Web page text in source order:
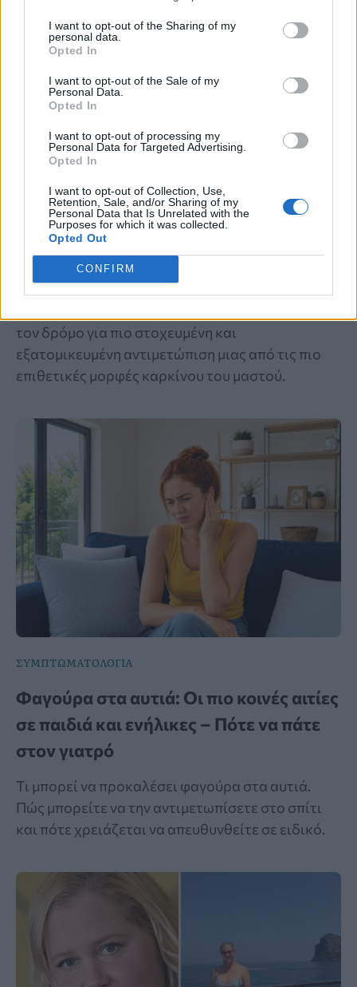
I want to opt-out of the Sharing of my
personal data.
Opted In
I want to opt-out of the Sale of my
Personal Data.
Opted In
I want to opt-out of processing my
Personal Data for Targeted Advertising.
Opted In
I want to opt-out of Collection, Use,
Retention, Sale, and/or Sharing of my
Personal Data that Is Unrelated with the
Purposes for which it was collected.
Opted Out
CONFIRM
ΕΓΚΡΙΣΗ ΝΕΑΣ ΘΕΡΑΠΕΙΑΣ
Νέα εποχή στη θεραπεία του
μεταστατικού τριπλά αρνητικού
καρκίνου του μαστού
τον δρόμο για πιο στοχευμένη και
εξατομικευμένη αντιμετώπιση μιας από τις πιο
επιθετικές μορφές καρκίνου του μαστού.
ΣΥΜΠΤΩΜΑΤΟΛΟΓΙΑ
Φαγούρα στα αυτιά: Οι πιο κοινές αιτίες
σε παιδιά και ενήλικες – Πότε να πάτε
στον γιατρό
Τι μπορεί να προκαλέσει φαγούρα στα αυτιά.
Πώς μπορείτε να την αντιμετωπίσετε στο σπίτι
και πότε χρειάζεται να απευθυνθείτε σε ειδικό.